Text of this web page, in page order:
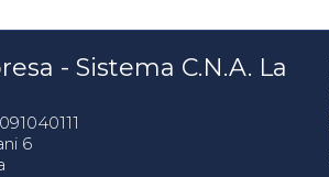
- Sistema C.N.A. La
6